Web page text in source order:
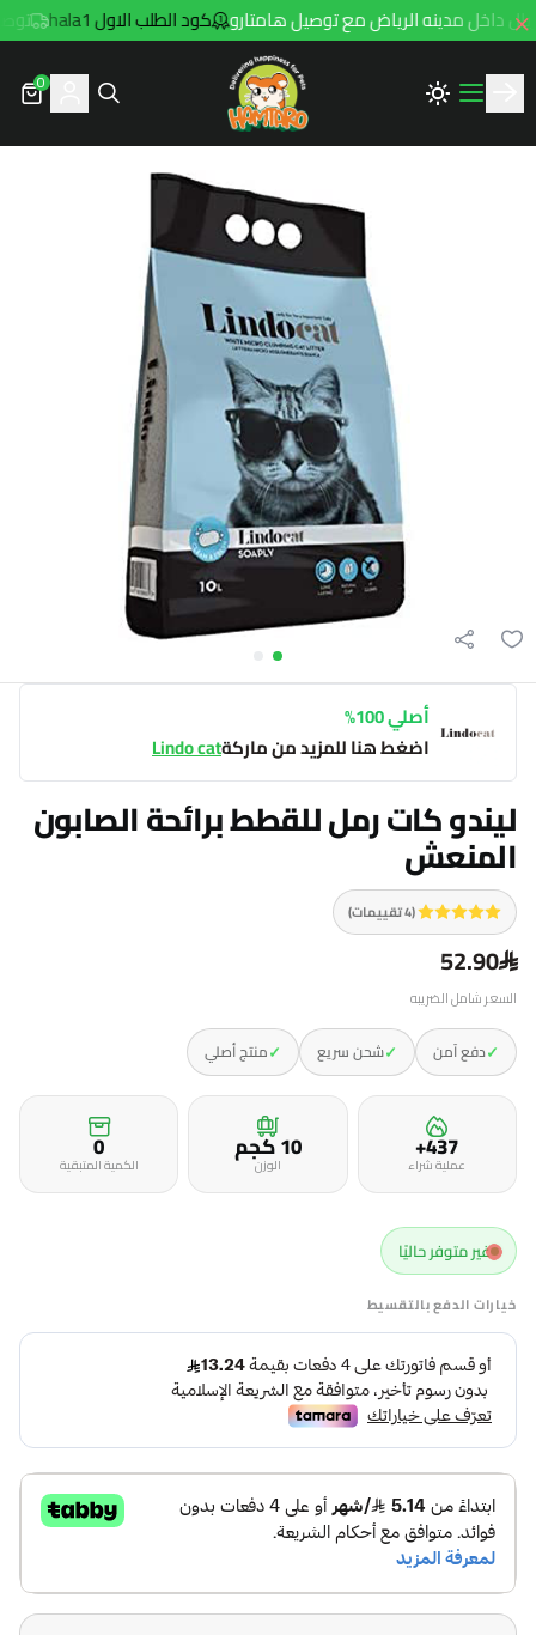
كود الطلب الاول hala1 توصيل مجاني
Hamtaro
0
أصلي 100%
اضغط هنا للمزيد من ماركةLindo cat
ليندو كات رمل للقطط برائحة الصابون
المنعش
(4 تقييمات)
52.90
السعر شامل الضريبه
✓دفع آمن ✓شحن سريع ✓منتج أصلي
437+
عملية شراء 10 كجمالوزن 0
الكمية المتبقية
غير متوفر حاليًا
خيارات الدفع بالتقسيط